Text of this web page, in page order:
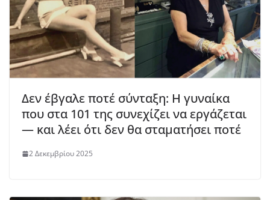
Δεν έβγαλε ποτέ σύνταξη: Η γυναίκα
που στα 101 της συνεχίζει να εργάζεται
— και λέει ότι δεν θα σταματήσει ποτέ
2 Δεκεμβρίου 2025